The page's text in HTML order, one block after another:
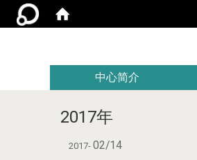
中心简介
2017年
2017- 02/14